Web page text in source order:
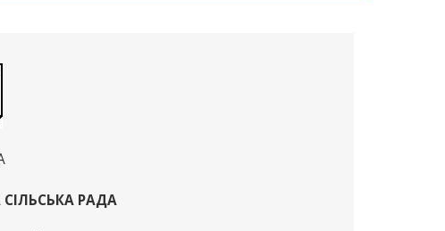
СІЛЬСЬКА РАДА